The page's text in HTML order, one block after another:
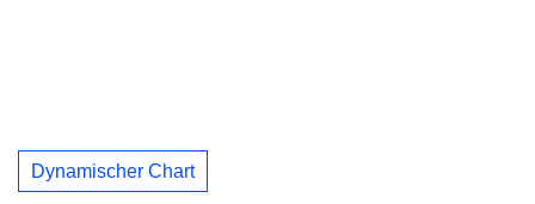
Dynamischer Chart